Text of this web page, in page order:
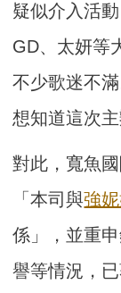
疑似介入活
GD、太妍等
不少歌迷不
想知道這次
對此，寬魚
「本司與強
係」，並重
譽等情況，